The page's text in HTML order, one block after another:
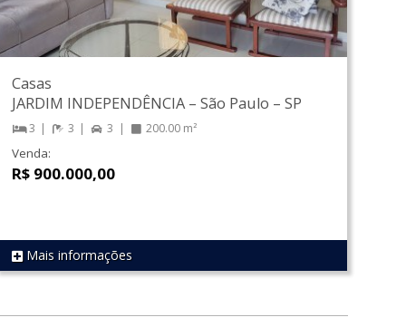
REF 1186
Casas
JARDIM INDEPENDÊNCIA–São Paulo –SP
3 3 3 200.00 m²
Venda:
R$ 900.000,00
Mais informações